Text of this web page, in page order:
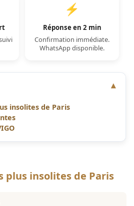
⚡
Réponse en 2 min
Confirmation immédiate.
WhatsApp disponible.
insolites de Paris
plus insolites de Paris